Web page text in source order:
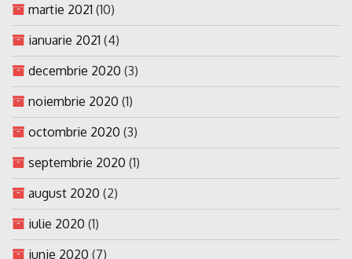
martie 2021 (10)
ianuarie 2021 (4)
decembrie 2020 (3)
noiembrie 2020 (1)
octombrie 2020 (3)
septembrie 2020 (1)
august 2020 (2)
iulie 2020 (1)
iunie 2020 (7)